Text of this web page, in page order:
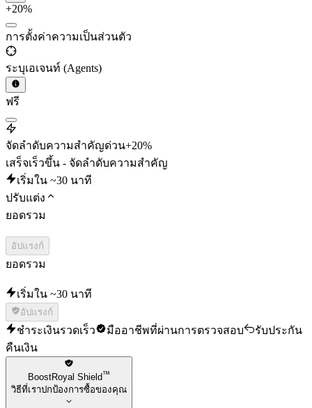
+20%
การตั้งค่าความเป็นส่วนตัว
ระบุเอเจนท์ (Agents)
ฟรี
จัดลำดับความสำคัญด่วน+20%
เสร็จเร็วขึ้น - จัดลำดับความสำคัญ
เริ่มใน ~30 นาที
ปรับแต่ง
ยอดรวม
อัปแรงก์
ยอดรวม
เริ่มใน ~30 นาที
อัปแรงก์
ชำระเงินรวดเร็ว มืออาชีพที่ผ่านการตรวจสอบ
รับประกัน
คืนเงิน
BoostRoyal Shield™
วิธีที่เราปกป้องการซื้อของคุณ